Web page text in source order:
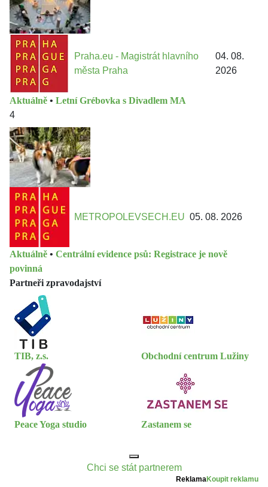
Praha.eu - Magistrát hlavního
města Praha
04. 08.
2026
Aktuálně • Letní Grébovka s Divadlem MA
4
METROPOLEVSECH.EU 05. 08. 2026
Aktuálně • Centrální evidence psů: Registrace je nově
povinná
Partneři zpravodajství
TIB, z.s. Obchodní centrum Lužiny
Peace Yoga studio Zastanem se
Chci se stát partnerem
ReklamaKoupit reklamu